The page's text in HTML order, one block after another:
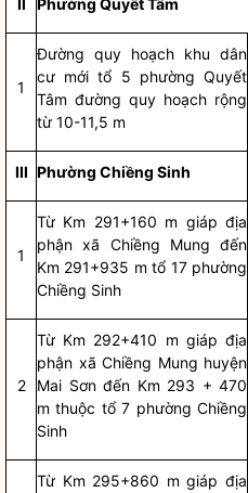
Phường Quyết Tâm
1
Đường quy hoạch khu dân
cư mới tổ 5 phường Quyết
Tâm đường quy hoạch rộng
từ 10-11,5 m
III Phường Chiềng Sinh
1
Từ Km 291+160 m giáp địa
phận xã Chiềng Mung đến
Km 291+935 m tổ 17 phường
Chiềng Sinh
2
Từ Km 292+410 m giáp địa
phận xã Chiềng Mung huyện
Mai Sơn đến Km 293 + 470
m thuộc tổ 7 phường Chiềng
Sinh
Từ Km 295+860 m giáp địa